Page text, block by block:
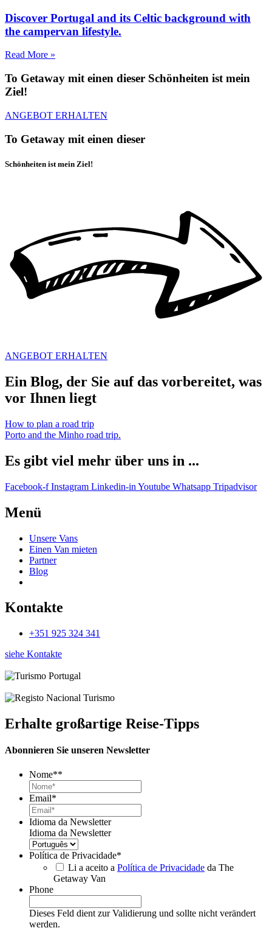
Discover Portugal and its Celtic background with
the campervan lifestyle.
Read More »
To Getaway mit einen dieser Schönheiten ist mein
Ziel!
ANGEBOT ERHALTEN
To Getaway mit einen dieser
Schönheiten ist mein Ziel!
ANGEBOT ERHALTEN
Ein Blog, der Sie auf das vorbereitet, was
vor Ihnen liegt
How to plan a road trip
Porto and the Minho road trip.
Es gibt viel mehr über uns in ...
Facebook-f Instagram Linkedin-in Youtube Whatsapp Tripadvisor
Menü
Unsere Vans
Einen Van mieten
Partner
Blog
Kontakte
+351 925 324 341
siehe Kontakte
Erhalte großartige Reise-Tipps
Abonnieren Sie unseren Newsletter
Nome**
Email*
Idioma da Newsletter
Idioma da Newsletter
Política de Privacidade*
Li a aceito a Política de Privacidade da The
Getaway Van
Phone
Dieses Feld dient zur Validierung und sollte nicht verändert
werden.